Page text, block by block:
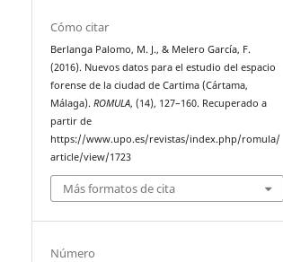
Cómo citar
Berlanga Palomo, M. J., & Melero García, F.
(2016). Nuevos datos para el estudio del espacio
forense de la ciudad de Cartima (Cártama,
Málaga).ROMULA, (14), 127–160. Recuperado a
partir de
https://www.upo.es/revistas/index.php/romula/
article/view/1723
Más formatos de cita
Número